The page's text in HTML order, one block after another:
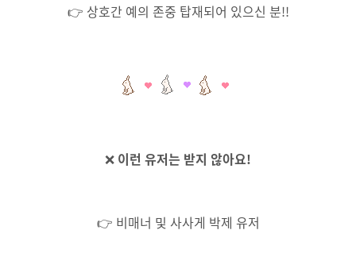
👉 상호간 예의 존중 탑재되어 있으신 분!!
❌ 이런 유저는 받지 않아요!
👉 비매너 및 사사게 박제 유저